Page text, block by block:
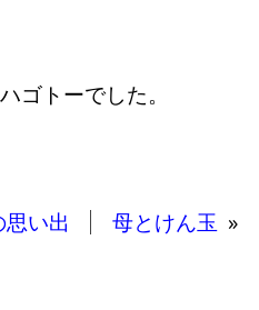
ゴトーでした。
い出 母とけん玉 »